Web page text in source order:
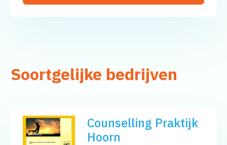
Soortgelijke bedrijven
Counselling Praktijk
Hoorn